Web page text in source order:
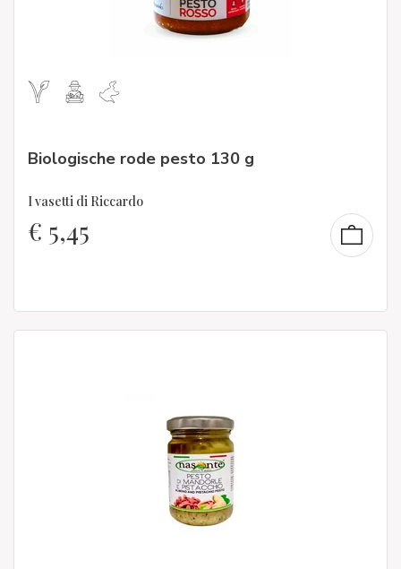
Biologische rode pesto 130 g
I vasetti di Riccardo
€ 5,45